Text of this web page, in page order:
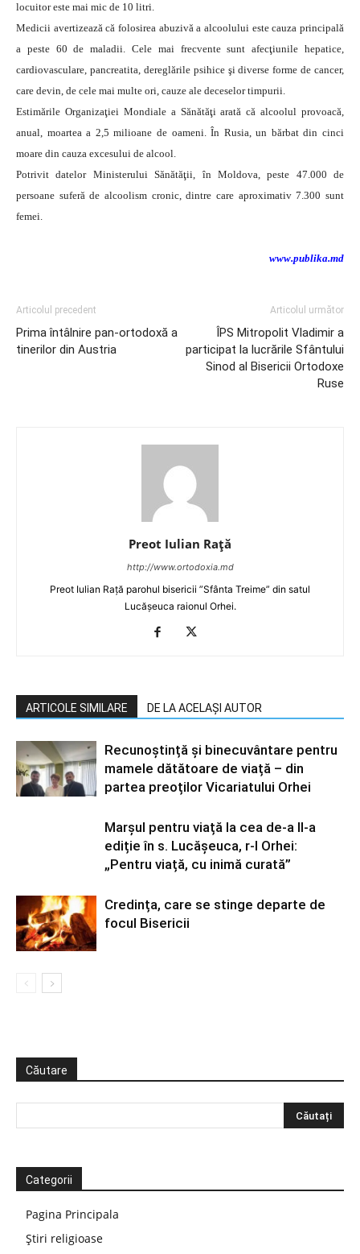
locuitor este mai mic de 10 litri.
Medicii avertizează că folosirea abuzivă a alcoolului este cauza principală
a peste 60 de maladii. Cele mai frecvente sunt afecţiunile hepatice,
cardiovasculare, pancreatita, dereglările psihice şi diverse forme de cancer,
care devin, de cele mai multe ori, cauze ale deceselor timpurii.
Estimările Organizaţiei Mondiale a Sănătăţi arată că alcoolul provoacă,
anual, moartea a 2,5 milioane de oameni. În Rusia, un bărbat din cinci
moare din cauza excesului de alcool.
Potrivit datelor Ministerului Sănătăţii, în Moldova, peste 47.000 de
persoane suferă de alcoolism cronic, dintre care aproximativ 7.300 sunt
femei.
www.publika.md
Articolul precedent
Prima întâlnire pan-ortodoxă a
tinerilor din Austria
Articolul următor
ÎPS Mitropolit Vladimir a
participat la lucrările Sfântului
Sinod al Bisericii Ortodoxe
Ruse
Preot Iulian Raţă
http://www.ortodoxia.md
Preot Iulian Rață parohul bisericii ”Sfânta Treime” din satul
Lucășeuca raionul Orhei.
ARTICOLE SIMILARE DE LA ACELAȘI AUTOR
Recunoștință și binecuvântare pentru
mamele dătătoare de viață – din
partea preoților Vicariatului Orhei
Marșul pentru viață la cea de-a II-a
ediție în s. Lucășeuca, r-l Orhei:
„Pentru viață, cu inimă curată”
Credința, care se stinge departe de
focul Bisericii
Căutare
Categorii
Pagina Principala
Știri religioase